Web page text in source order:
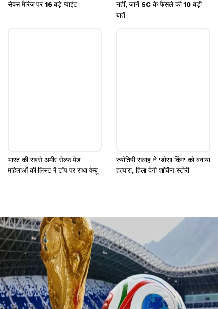
सेक्स मैरिज पर 16 बड़े प्वाइंट
नहीं, जानें SC के फैसले की 10 बड़ी
बातें
भारत की सबसे अमीर सेल्फ मेड
महिलाओं की लिस्ट में टॉप पर राधा वेम्बू
ज्योतिषी सलाह ने 'डोसा किंग' को बनाया
हत्यारा, हिला देगी शॉकिंग स्टोरी